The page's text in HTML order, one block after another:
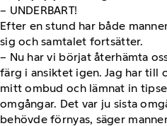
– UNDERBART!
Efter en stund har både
sig och samtalet fortsätter.
– Nu har vi börjat återhämta
färg i ansiktet igen. Jag har till
mitt ombud och lämnat in
omgångar. Det var ju sista
behövde förnyas, säger